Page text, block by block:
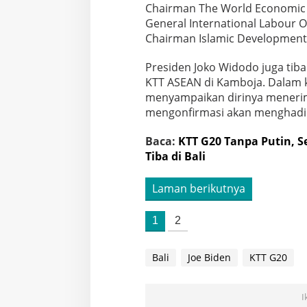
Chairman The World
General International Labour
Chairman Islamic
Presiden Joko Widodo juga
KTT ASEAN di Kamboja.
menyampaikan dirinya
mengonfirmasi akan
Baca: KTT G20 Tanpa Putin,
Tiba di Bali
Laman berikutnya
1 2
Bali Joe Biden KTT G20